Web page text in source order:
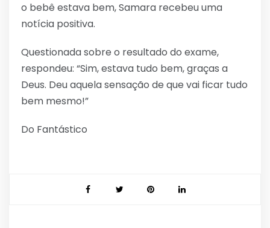
o bebê estava bem, Samara recebeu uma
notícia positiva.
Questionada sobre o resultado do exame,
respondeu: “Sim, estava tudo bem, graças a
Deus. Deu aquela sensação de que vai ficar tudo
bem mesmo!”
Do Fantástico